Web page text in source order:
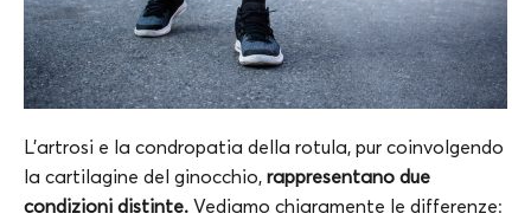
L’artrosi e la condropatia della rotula, pur coinvolgendo
la cartilagine del ginocchio, rappresentano due
condizioni distinte. Vediamo chiaramente le differenze: